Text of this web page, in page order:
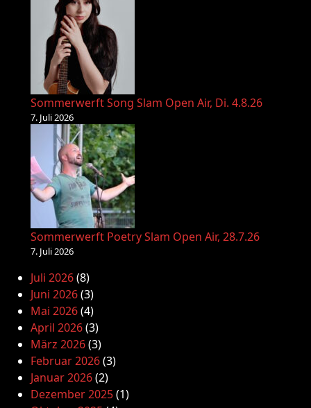
Sommerwerft Song Slam Open Air, Di. 4.8.26
7. Juli 2026
Sommerwerft Poetry Slam Open Air, 28.7.26
7. Juli 2026
Juli 2026(8)
Juni 2026(3)
Mai 2026(4)
April 2026(3)
März 2026(3)
Februar 2026(3)
Januar 2026(2)
Dezember 2025(1)